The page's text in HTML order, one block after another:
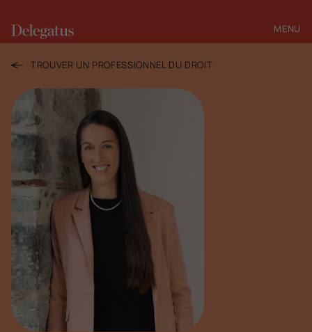
MENU
FERMER
TROUVER UN PROFESSIONNEL DU DROIT